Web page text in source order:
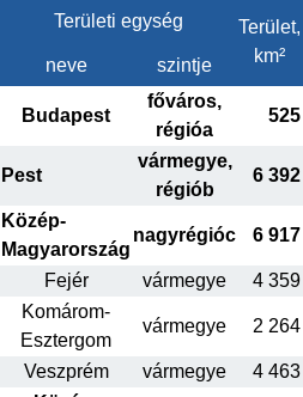
Területi egység
Terület,
km²
neve szintje
Budapest
főváros,
régióa
525
Pest
vármegye,
régiób
6 392
Közép-
Magyarország
nagyrégióc 6 917
Fejér vármegye 4 359
Komárom-
Esztergom
vármegye 2 264
Veszprém vármegye 4 463